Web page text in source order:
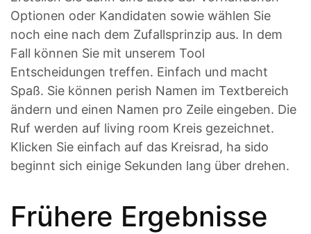
Optionen oder Kandidaten sowie wählen Sie
noch eine nach dem Zufallsprinzip aus. In dem
Fall können Sie mit unserem Tool
Entscheidungen treffen. Einfach und macht
Spaß. Sie können perish Namen im Textbereich
ändern und einen Namen pro Zeile eingeben. Die
Ruf werden auf living room Kreis gezeichnet.
Klicken Sie einfach auf das Kreisrad, ha sido
beginnt sich einige Sekunden lang über drehen.
Frühere Ergebnisse